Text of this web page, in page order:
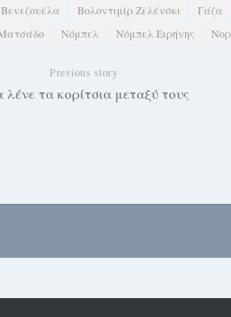
Βενεζουέλα Βολοντιμίρ Ζελένσκι Γάζα
Νόμπελ Νόμπελ Ειρήνης
Previous story
λένε τα κορίτσια μεταξύ τους